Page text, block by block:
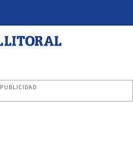
PUBLICIDAD